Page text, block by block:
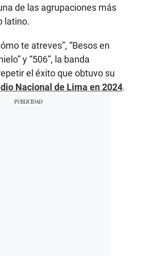
de las agrupaciones más
latino.
te atreves”, “Besos en
y “506”, la banda
el éxito que obtuvo su
Nacional de Lima en 2024.